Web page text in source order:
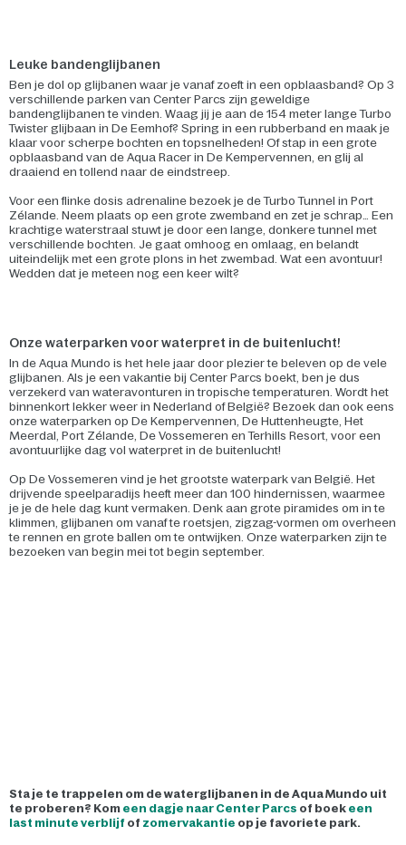
Leuke bandenglijbanen
Ben je dol op glijbanen waar je vanaf zoeft in een opblaasband? Op 3
verschillende parken van Center Parcs zijn geweldige
bandenglijbanen te vinden. Waag jij je aan de 154 meter lange Turbo
Twister glijbaan in De Eemhof? Spring in een rubberband en maak je
klaar voor scherpe bochten en topsnelheden! Of stap in een grote
opblaasband van de Aqua Racer in De Kempervennen, en glij al
draaiend en tollend naar de eindstreep.
Voor een flinke dosis adrenaline bezoek je de Turbo Tunnel in Port
Zélande. Neem plaats op een grote zwemband en zet je schrap… Een
krachtige waterstraal stuwt je door een lange, donkere tunnel met
verschillende bochten. Je gaat omhoog en omlaag, en belandt
uiteindelijk met een grote plons in het zwembad. Wat een avontuur!
Wedden dat je meteen nog een keer wilt?
Onze waterparken voor waterpret in de buitenlucht!
In de Aqua Mundo is het hele jaar door plezier te beleven op de vele
glijbanen. Als je een vakantie bij Center Parcs boekt, ben je dus
verzekerd van wateravonturen in tropische temperaturen. Wordt het
binnenkort lekker weer in Nederland of België? Bezoek dan ook eens
onze waterparken op De Kempervennen, De Huttenheugte, Het
Meerdal, Port Zélande, De Vossemeren en Terhills Resort, voor een
avontuurlijke dag vol waterpret in de buitenlucht!
Op De Vossemeren vind je het grootste waterpark van België. Het
drijvende speelparadijs heeft meer dan 100 hindernissen, waarmee
je je de hele dag kunt vermaken. Denk aan grote piramides om in te
klimmen, glijbanen om vanaf te roetsjen, zigzag-vormen om overheen
te rennen en grote ballen om te ontwijken. Onze waterparken zijn te
bezoeken van begin mei tot begin september.
Sta je te trappelen om de waterglijbanen in de Aqua Mundo uit
te proberen? Kom een dagje naar Center Parcs of boek een
last minute verblijf of zomervakantie op je favoriete park.